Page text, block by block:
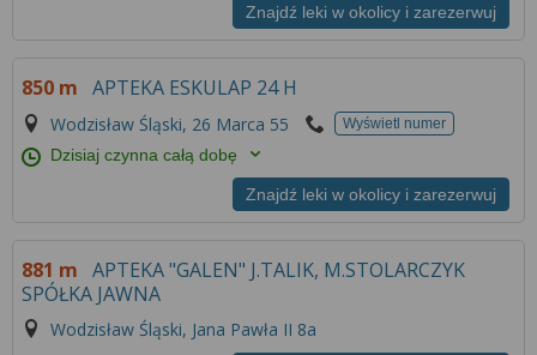
Znajdź leki w okolicy i zarezerwuj
850 m APTEKA ESKULAP 24 H
Wodzisław Śląski, 26 Marca 55 Wyświetl numer
Dzisiaj czynna całą dobę
Znajdź leki w okolicy i zarezerwuj
881 m APTEKA "GALEN" J.TALIK, M.STOLARCZYK
SPÓŁKA JAWNA
Wodzisław Śląski, Jana Pawła II 8a